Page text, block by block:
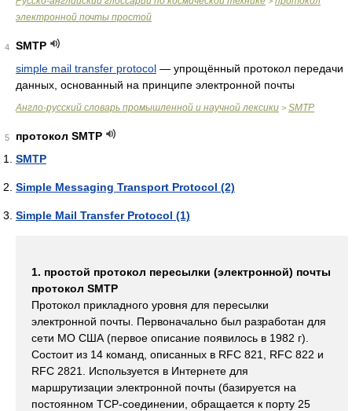
электронной почты простой
4
SMTP
simple mail transfer protocol — упрощённый протокол передачи
данных, основанный на принципе электронной почты
Англо-русский словарь промышленной и научной лексики > SMTP
5
протокол SMTP
SMTP
Simple Messaging Transport Protocol (2)
Simple Mail Transfer Protocol (1)
1. простой протокол пересылки (электронной) почты
протокол SMTP
Протокол прикладного уровня для пересылки
электронной почты. Первоначально был разработан для
сети МО США (первое описание появилось в 1982 г).
Состоит из 14 команд, описанных в RFC 821, RFC 822 и
RFC 2821. Используется в Интернете для
маршрутизации электронной почты (базируется на
постоянном TCP-соединении, обращается к порту 25